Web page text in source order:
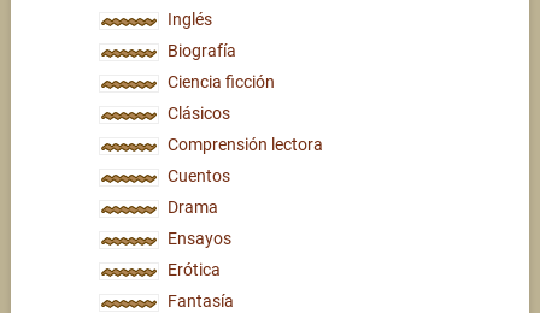
Inglés
Biografía
Ciencia ficción
Clásicos
Comprensión lectora
Cuentos
Drama
Ensayos
Erótica
Fantasía